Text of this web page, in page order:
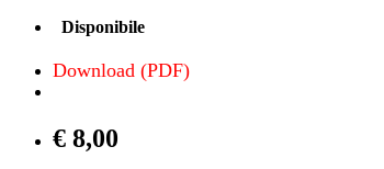
Disponibile
Download (PDF)
€ 8,00